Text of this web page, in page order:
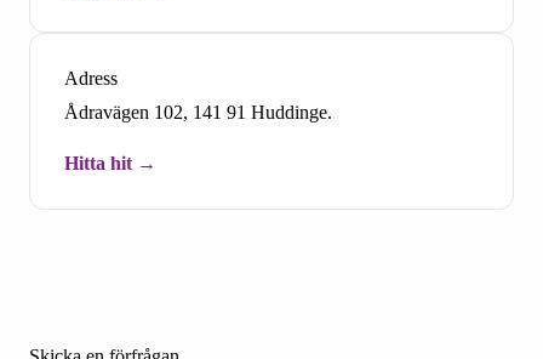
Adress
Ådravägen 102, 141 91 Huddinge.
Hitta hit